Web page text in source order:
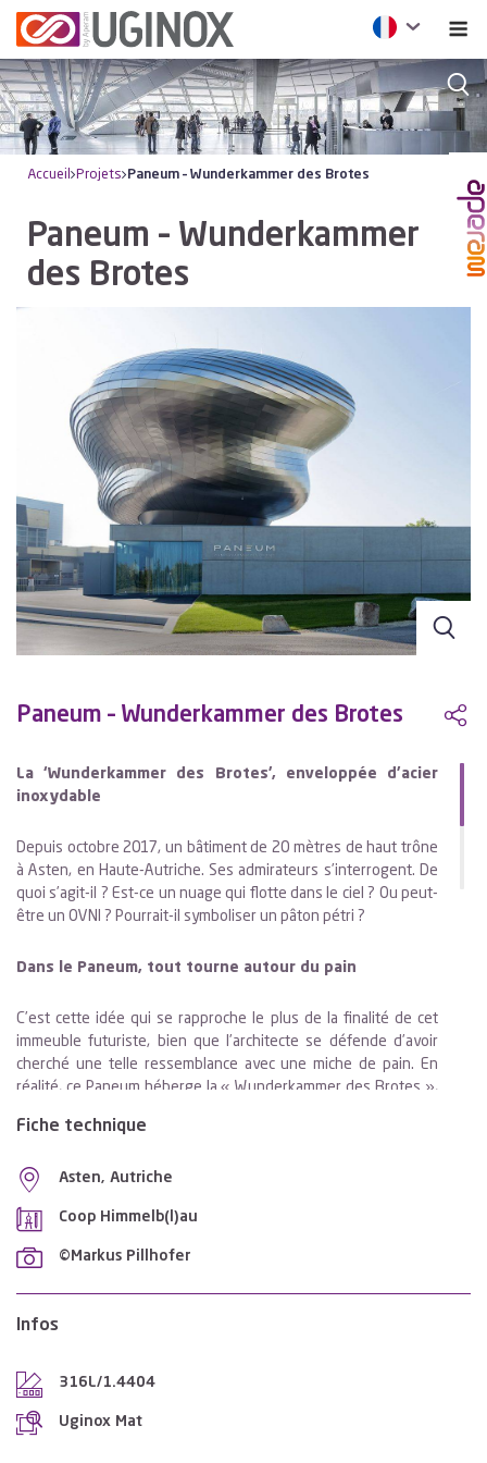
Accueil Projets Paneum – Wunderkammer des Brotes
Paneum – Wunderkammer
des Brotes
Paneum – Wunderkammer des Brotes
La ‘Wunderkammer des Brotes’, enveloppée d’acier
inoxydable
Depuis octobre 2017, un bâtiment de 20 mètres de haut trône
à Asten, en Haute-Autriche. Ses admirateurs s’interrogent. De
quoi s’agit-il ? Est-ce un nuage qui flotte dans le ciel ? Ou peut-
être un OVNI ? Pourrait-il symboliser un pâton pétri ?
Dans le Paneum, tout tourne autour du pain
C’est cette idée qui se rapproche le plus de la finalité de cet
immeuble futuriste, bien que l’architecte se défende d’avoir
cherché une telle ressemblance avec une miche de pain. En
réalité, ce Paneum héberge la « Wunderkammer des Brotes »,
d’ouvrage de cette construction exceptionnelle est Peter
d’améliorants de panification. Pour ce projet, il est parvenu à
constructeur du BMW-Welt à Munich et fondateur du bureau
d’architecture Coop Himmelb(l)au.
Une arche de Noé ultramoderne
d’accord et le résultat est impressionnant – cette construction
tout à fait extraordinaire sur le plan architectural, est en effet
unique en son genre. Non seulement le design exceptionnel,
mais surtout l’exécution dans les règles de l’art par la firme
Fiche technique
Asten, Autriche
Coop Himmelb(l)au
©Markus Pillhofer
Infos
316L/1.4404
Uginox Mat